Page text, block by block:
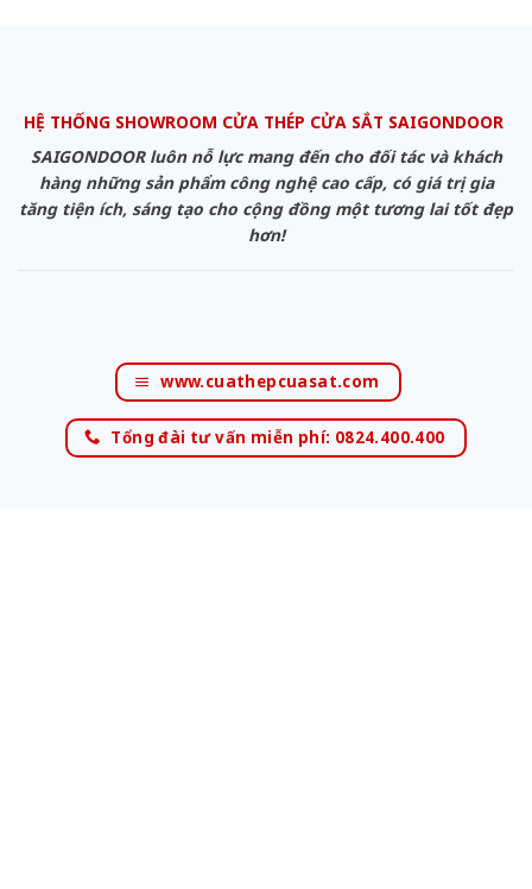
HỆ THỐNG SHOWROOM CỬA THÉP CỬA SẮT SAIGONDOOR
SAIGONDOOR luôn nỗ lực mang đến cho đối tác và khách
hàng những sản phẩm công nghệ cao cấp, có giá trị gia
tăng tiện ích, sáng tạo cho cộng đồng một tương lai tốt đẹp
hơn!
www.cuathepcuasat.com
Tổng đài tư vấn miễn phí: 0824.400.400